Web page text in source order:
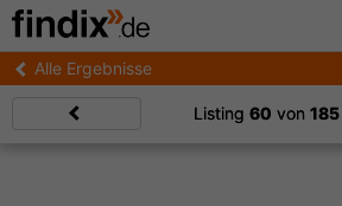
Alle Ergebnisse
Listing 60 von 185